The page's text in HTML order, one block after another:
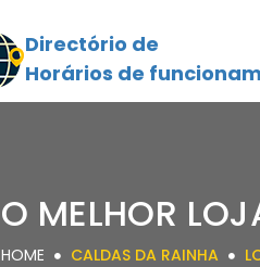
Directório de
Horários de
O MELHOR
HOME CALDAS DA RAINHA